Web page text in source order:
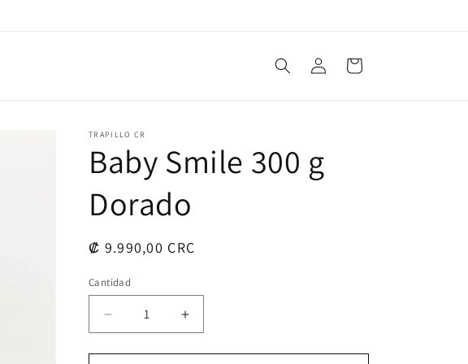
Iniciar
sesión
Carrito
TRAPILLO CR
Baby Smile 300 g
Dorado
Precio
₡ 9.990,00 CRC
Cantidad
Cantidad
Reducir
cantidad
para
Aumentar
cantidad
para